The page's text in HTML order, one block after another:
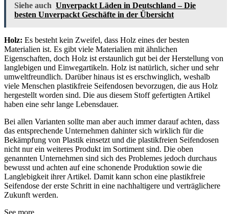
Siehe auch Unverpackt Läden in Deutschland – Die
besten Unverpackt Geschäfte in der Übersicht
Holz: Es besteht kein Zweifel, dass Holz eines der besten
Materialien ist. Es gibt viele Materialien mit ähnlichen
Eigenschaften, doch Holz ist erstaunlich gut bei der Herstellung von
langlebigen und Einwegartikeln. Holz ist natürlich, sicher und sehr
umweltfreundlich. Darüber hinaus ist es erschwinglich, weshalb
viele Menschen plastikfreie Seifendosen bevorzugen, die aus Holz
hergestellt worden sind. Die aus diesem Stoff gefertigten Artikel
haben eine sehr lange Lebensdauer.
Bei allen Varianten sollte man aber auch immer darauf achten, dass
das entsprechende Unternehmen dahinter sich wirklich für die
Bekämpfung von Plastik einsetzt und die plastikfreien Seifendosen
nicht nur ein weiteres Produkt im Sortiment sind. Die oben
genannten Unternehmen sind sich des Problemes jedoch durchaus
bewusst und achten auf eine schonende Produktion sowie die
Langlebigkeit ihrer Artikel. Damit kann schon eine plastikfreie
Seifendose der erste Schritt in eine nachhaltigere und verträglichere
Zukunft werden.
See more